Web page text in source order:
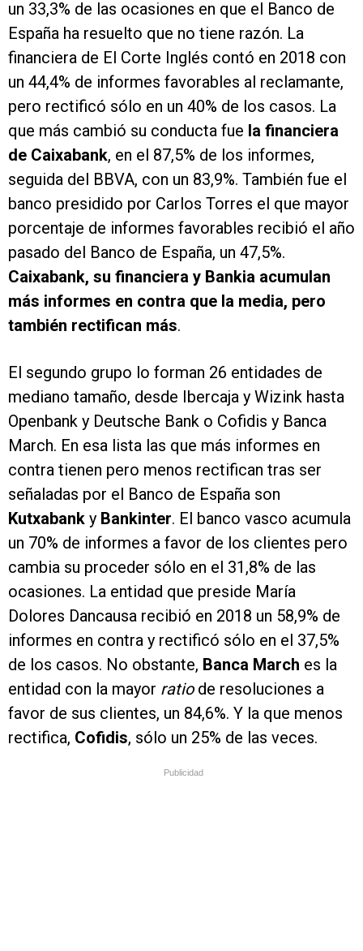
un 33,3% de las ocasiones en que el Banco de
España ha resuelto que no tiene razón. La
financiera de El Corte Inglés contó en 2018 con
un 44,4% de informes favorables al reclamante,
pero rectificó sólo en un 40% de los casos. La
que más cambió su conducta fue la financiera
de Caixabank, en el 87,5% de los informes,
seguida del BBVA, con un 83,9%. También fue el
banco presidido por Carlos Torres el que mayor
porcentaje de informes favorables recibió el año
pasado del Banco de España, un 47,5%.
Caixabank, su financiera y Bankia acumulan
más informes en contra que la media, pero
también rectifican más.
El segundo grupo lo forman 26 entidades de
mediano tamaño, desde Ibercaja y Wizink hasta
Openbank y Deutsche Bank o Cofidis y Banca
March. En esa lista las que más informes en
contra tienen pero menos rectifican tras ser
señaladas por el Banco de España son
Kutxabank y Bankinter. El banco vasco acumula
un 70% de informes a favor de los clientes pero
cambia su proceder sólo en el 31,8% de las
ocasiones. La entidad que preside María
Dolores Dancausa recibió en 2018 un 58,9% de
informes en contra y rectificó sólo en el 37,5%
de los casos. No obstante, Banca March es la
entidad con la mayor ratiode resoluciones a
favor de sus clientes, un 84,6%. Y la que menos
rectifica, Cofidis, sólo un 25% de las veces.
Publicidad